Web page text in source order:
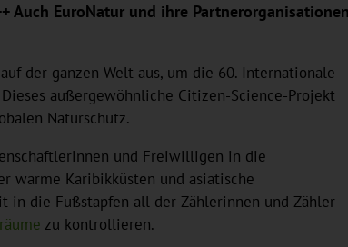
EuroNatur und ihre
der ganzen Welt aus, um die 60. Internationale
außergewöhnliche Citizen-Science-Projekt
Naturschutz.
und Freiwilligen in die
warme Karibikküsten und asiatische
in die Fußstapfen all der Zählerinnen und Zähler
zu kontrollieren.